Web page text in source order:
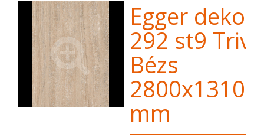
Egger dekor
292 st9
Bézs
mm